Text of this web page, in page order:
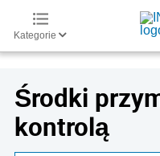
Kategorie
Środki
kontrolą